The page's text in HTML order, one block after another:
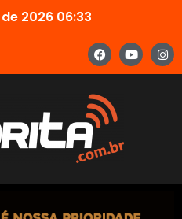
2026 06:33